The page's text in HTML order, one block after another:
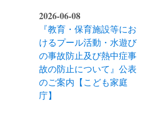
2026-06-08
『教育・保育施設等にお
けるプール活動・水遊び
の事故防止及び熱中症事
故の防止について』公表
のご案内【こども家庭
庁】